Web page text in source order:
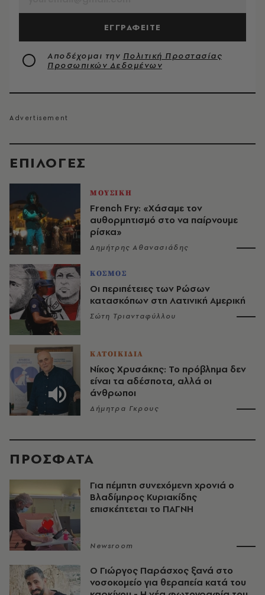
EΠΙΛΟΓΈΣ
ΜΟΥΣΙΚΗ
French Fry: «Χάσαμε τον
αυθορμητισμό στο να παίρνουμε
ρίσκα»
Δημήτρης Αθανασιάδης
ΚΟΣΜΟΣ
Οι περιπέτειες των Ρώσων
κατασκόπων στη Λατινική Αμερική
Σώτη Τριανταφύλλου
ΚΑΤΟΙΚΙΔΙΑ
Νίκος Χρυσάκης: Το πρόβλημα δεν
είναι τα αδέσποτα, αλλά οι
άνθρωποι
Δήμητρα Γκρους
ΕΓΓΡΑΦΕΙΤΕ
Αποδέχομαι την Πολιτική Προστασίας
Προσωπικών Δεδομένων
ΠΡΟΣΦΑΤΑ
Για πέμπτη συνεχόμενη χρονιά ο
Βλαδίμηρος Κυριακίδης
επισκέπτεται το ΠΑΓΝΗ
Newsroom
O Γιώργος Παράσχος ξανά στο
νοσοκομείο για θεραπεία κατά του